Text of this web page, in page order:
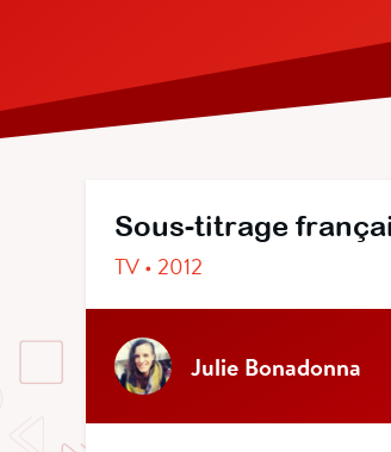
Sous-titrage
TV • 2012
Julie Bonadonna